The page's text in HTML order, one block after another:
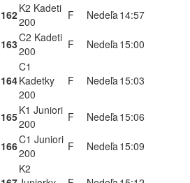
162K2 Kadeti
200
F Nedeľa14:57
163C2 Kadeti
200
F Nedeľa15:00
164
C1
Kadetky
200
F Nedeľa15:03
165K1 Juniori
200
F Nedeľa15:06
166C1 Juniori
200
F Nedeľa15:09
K2